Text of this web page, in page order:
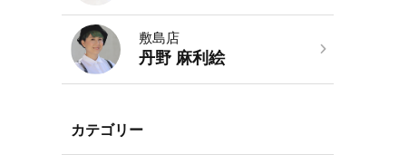
敷島店
丹野 麻利絵
カテゴリー